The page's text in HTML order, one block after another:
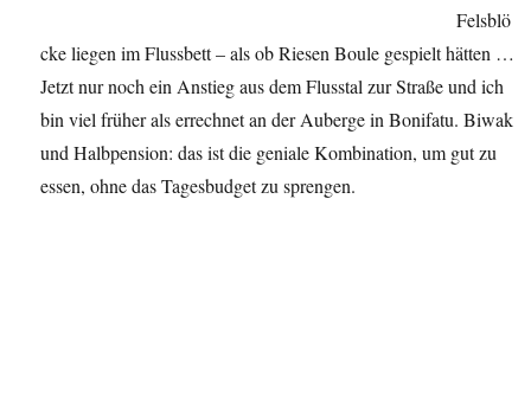
Felsblö
cke liegen im Flussbett – als ob Riesen Boule gespielt hätten …
Jetzt nur noch ein Anstieg aus dem Flusstal zur Straße und ich
bin viel früher als errechnet an der Auberge in Bonifatu. Biwak
und Halbpension: das ist die geniale Kombination, um gut zu
essen, ohne das Tagesbudget zu sprengen.